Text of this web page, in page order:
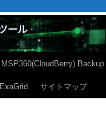
MSP360(CloudBerry) Backup
ExaGrid サイトマップ